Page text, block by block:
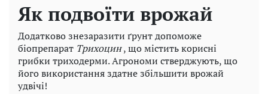
Як подвоїти врожай
Додатково знезаразити ґрунт допоможе
біопрепарат Трихоцин, що містить корисні
грибки триходерми. Агрономи стверджують, що
його використання здатне збільшити врожай
удвічі!